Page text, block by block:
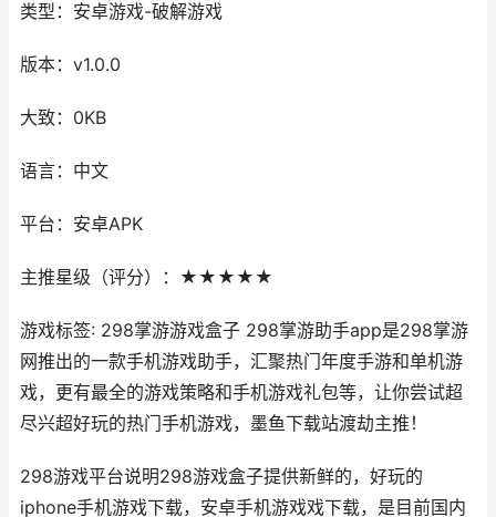
类型：安卓游戏-破解游戏
版本：v1.0.0
大致：0KB
语言：中文
平台：安卓APK
主推星级（评分）：★★★★★
游戏标签: 298掌游游戏盒子 298掌游助手app是298掌游
网推出的一款手机游戏助手，汇聚热门年度手游和单机游
戏，更有最全的游戏策略和手机游戏礼包等，让你尝试超
尽兴超好玩的热门手机游戏，墨鱼下载站渡劫主推！
298游戏平台说明298游戏盒子提供新鲜的，好玩的
iphone手机游戏下载，安卓手机游戏戏下载，是目前国内